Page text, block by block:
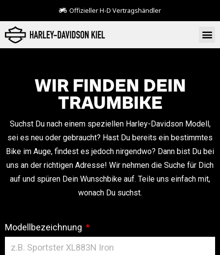
Offizieller H-D Vertragshändler
WIR FINDEN DEIN
TRAUMBIKE
Suchst Du nach einem speziellen Harley-Davidson Modell,
sei es neu oder gebraucht? Hast Du bereits ein bestimmtes
Bike im Auge, findest es jedoch nirgendwo? Dann bist Du bei
uns an der richtigen Adresse! Wir nehmen die Suche für Dich
auf und spüren Dein Wunschbike auf. Teile uns einfach mit,
wonach Du suchst.
Modellbezeichnung